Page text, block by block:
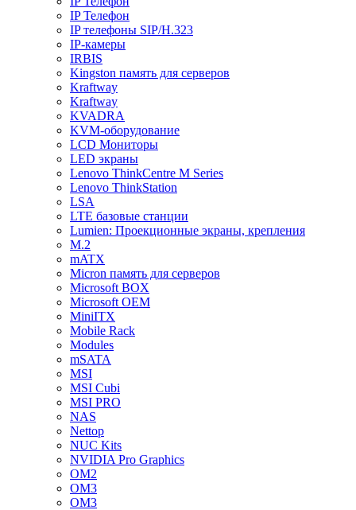
IP Телефон
IP телефоны SIP/H.323
IP-камеры
IRBIS
Kingston память для серверов
Kraftway
Kraftway
KVADRA
KVM-оборудование
LCD Мониторы
LED экраны
Lenovo ThinkCentre M Series
Lenovo ThinkStation
LSA
LTE базовые станции
Lumien: Проекционные экраны, крепления
M.2
mATX
Micron память для серверов
Microsoft BOX
Microsoft OEM
MiniITX
Mobile Rack
Modules
mSATA
MSI
MSI Cubi
MSI PRO
NAS
Nettop
NUC Kits
NVIDIA Pro Graphics
OM2
OM3
OM3